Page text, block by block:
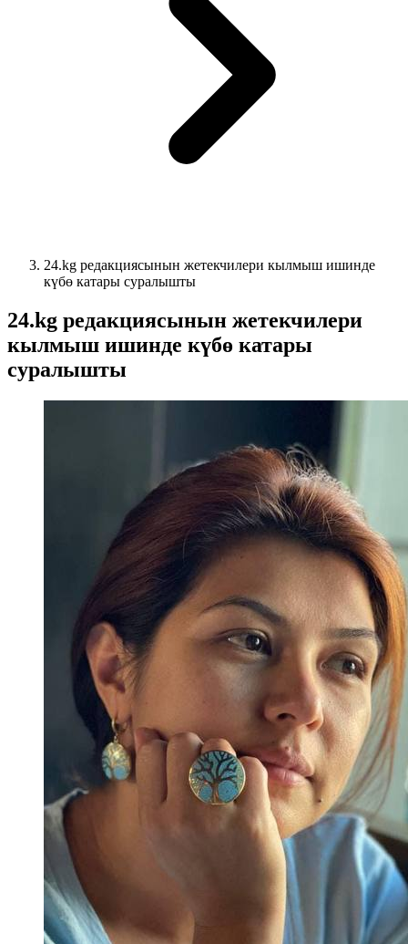
24.kg редакциясынын жетекчилери кылмыш ишинде
күбө катары суралышты
24.kg редакциясынын жетекчилери
кылмыш ишинде күбө катары
суралышты